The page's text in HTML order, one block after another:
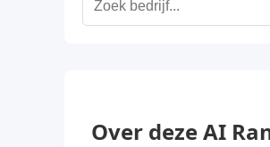
Over deze AI